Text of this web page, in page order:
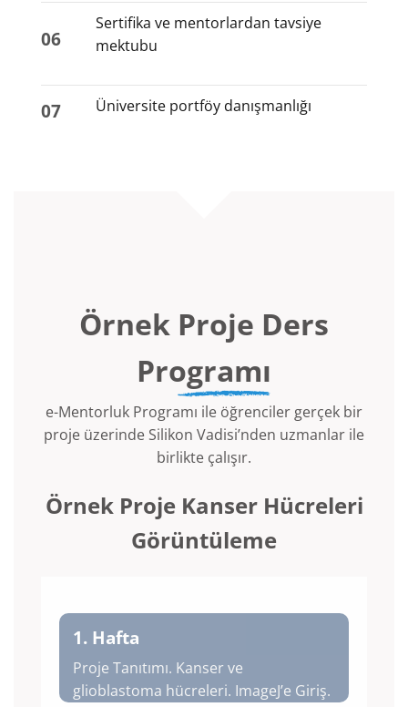
06
Sertifika ve mentorlardan tavsiye
mektubu
07 Üniversite portföy danışmanlığı
Örnek Proje Ders
Programı
e-Mentorluk Programı ile öğrenciler gerçek bir
proje üzerinde Silikon Vadisi’nden uzmanlar ile
birlikte çalışır.
Örnek Proje Kanser Hücreleri
Görüntüleme
1. Hafta
Proje Tanıtımı. Kanser ve
glioblastoma hücreleri. ImageJ’e Giriş.